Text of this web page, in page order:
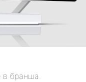
в бранша.